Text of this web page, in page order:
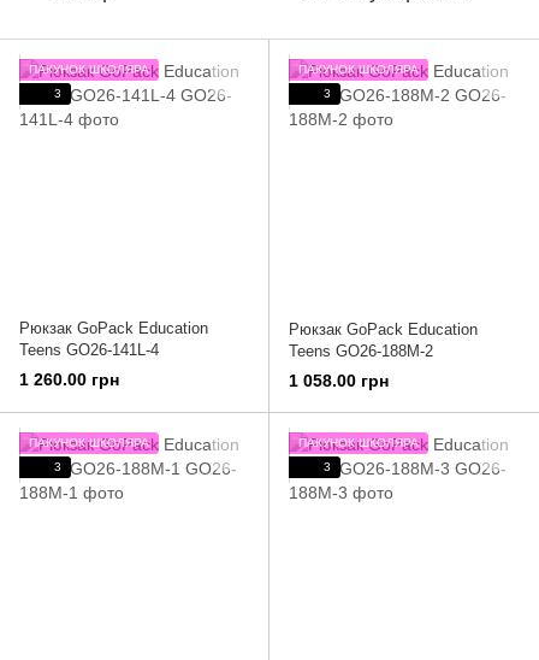
ПАКУНОК ШКОЛЯРА
3
Рюкзак GoPack Education
Teens GO26-141L-4
1 260.00 грн
ПАКУНОК ШКОЛЯРА
3
Рюкзак GoPack Education
Teens GO26-188M-2
1 058.00 грн
ПАКУНОК ШКОЛЯРА
3
ПАКУНОК ШКОЛЯРА
3